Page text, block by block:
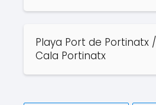
Playa Port de Portinatx /
Cala Portinatx